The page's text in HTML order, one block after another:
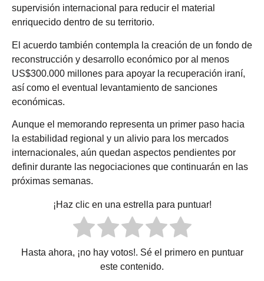
supervisión internacional para reducir el material
enriquecido dentro de su territorio.
El acuerdo también contempla la creación de un fondo de
reconstrucción y desarrollo económico por al menos
US$300.000 millones para apoyar la recuperación iraní,
así como el eventual levantamiento de sanciones
económicas.
Aunque el memorando representa un primer paso hacia
la estabilidad regional y un alivio para los mercados
internacionales, aún quedan aspectos pendientes por
definir durante las negociaciones que continuarán en las
próximas semanas.
¡Haz clic en una estrella para puntuar!
Hasta ahora, ¡no hay votos!. Sé el primero en puntuar
este contenido.